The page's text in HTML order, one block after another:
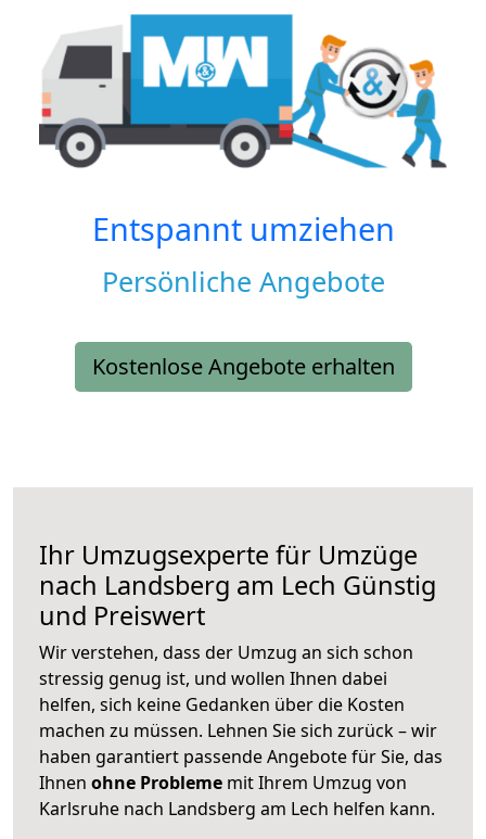
Entspannt umziehen
Persönliche Angebote
Kostenlose Angebote erhalten
Ihr Umzugsexperte für Umzüge
nach Landsberg am Lech Günstig
und Preiswert
Wir verstehen, dass der Umzug an sich schon
stressig genug ist, und wollen Ihnen dabei
helfen, sich keine Gedanken über die Kosten
machen zu müssen. Lehnen Sie sich zurück – wir
haben garantiert passende Angebote für Sie, das
Ihnen ohne Probleme mit Ihrem Umzug von
Karlsruhe nach Landsberg am Lech helfen kann.